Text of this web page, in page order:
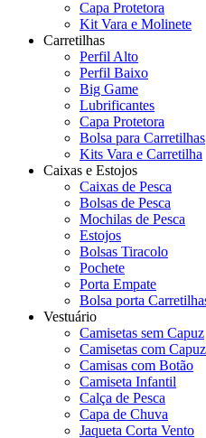
Capa Protetora
Kit Vara e Molinete
Carretilhas
Perfil Alto
Perfil Baixo
Big Game
Lubrificantes
Capa Protetora
Bolsa para Carretilhas
Kits Vara e Carretilha
Caixas e Estojos
Caixas de Pesca
Bolsas de Pesca
Mochilas de Pesca
Estojos
Bolsas Tiracolo
Pochete
Porta Empate
Bolsa porta
Vestuário
Camisetas sem Capuz
Camisetas com Capuz
Camisas com Botão
Camiseta Infantil
Calça de Pesca
Capa de Chuva
Jaqueta Corta Vento